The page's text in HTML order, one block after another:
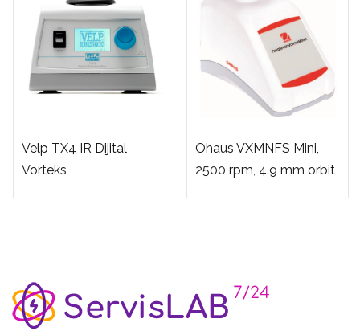
Velp TX4 IR Dijital
Vorteks
Ohaus VXMNFS Mini,
2500 rpm, 4.9 mm orbit